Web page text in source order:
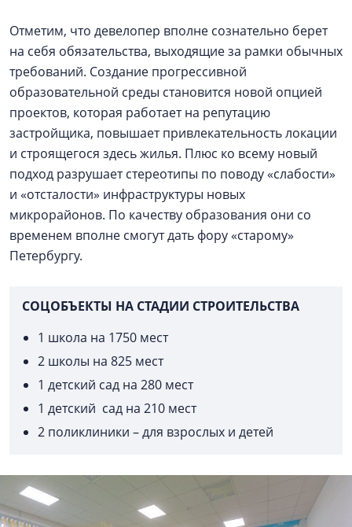
Отметим, что девелопер вполне сознательно берет
на себя обязательства, выходящие за рамки обычных
требований. Создание прогрессивной
образовательной среды становится новой опцией
проектов, которая работает на репутацию
застройщика, повышает привлекательность локации
и строящегося здесь жилья. Плюс ко всему новый
подход разрушает стереотипы по поводу «слабости»
и «отсталости» инфраструктуры новых
микрорайонов. По качеству образования они со
временем вполне смогут дать фору «старому»
Петербургу.
СОЦОБЪЕКТЫ НА СТАДИИ СТРОИТЕЛЬСТВА
1 школа на 1750 мест
2 школы на 825 мест
1 детский сад на 280 мест
1 детский сад на 210 мест
2 поликлиники – для взрослых и детей